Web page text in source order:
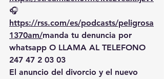
🎧
https://rss.com/es/podcasts/peligrosa
1370am/manda tu denuncia por
whatsapp O LLAMA AL TELEFONO
247 47 2 03 03
El anuncio del divorcio y el nuevo